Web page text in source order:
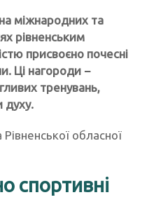
міжнародних та
рівненським
присвоєно почесні
Ці нагороди −
тренувань,
духу.
обласної
спортивні